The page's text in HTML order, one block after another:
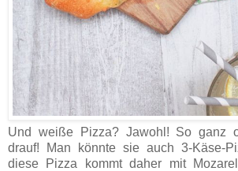
Und weiße Pizza? Jawohl! So ganz
drauf! Man könnte sie auch 3-Käse-
diese Pizza kommt daher mit